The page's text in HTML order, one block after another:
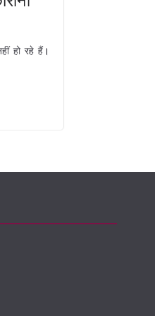
हो रहे हैं।